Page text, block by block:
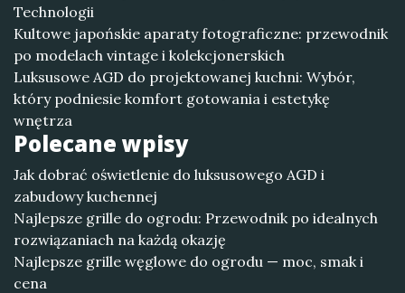
Technologii
Kultowe japońskie aparaty fotograficzne: przewodnik
po modelach vintage i kolekcjonerskich
Luksusowe AGD do projektowanej kuchni: Wybór,
który podniesie komfort gotowania i estetykę
wnętrza
Polecane wpisy
Jak dobrać oświetlenie do luksusowego AGD i
zabudowy kuchennej
Najlepsze grille do ogrodu: Przewodnik po idealnych
rozwiązaniach na każdą okazję
Najlepsze grille węglowe do ogrodu — moc, smak i
cena